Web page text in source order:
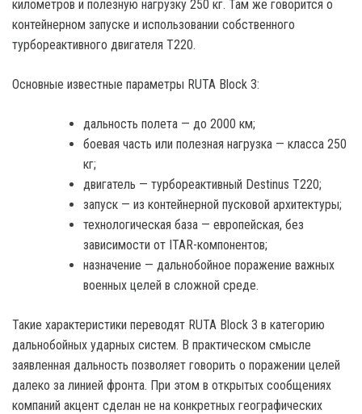
километров и полезную нагрузку 250 кг. Там же говорится о
контейнерном запуске и использовании собственного
турбореактивного двигателя T220.
Основные известные параметры RUTA Block 3:
дальность полета — до 2000 км;
боевая часть или полезная нагрузка — класса 250
кг;
двигатель — турбореактивный Destinus T220;
запуск — из контейнерной пусковой архитектуры;
технологическая база — европейская, без
зависимости от ITAR-компонентов;
назначение — дальнобойное поражение важных
военных целей в сложной среде.
Такие характеристики переводят RUTA Block 3 в категорию
дальнобойных ударных систем. В практическом смысле
заявленная дальность позволяет говорить о поражении целей
далеко за линией фронта. При этом в открытых сообщениях
компаний акцент сделан не на конкретных географических